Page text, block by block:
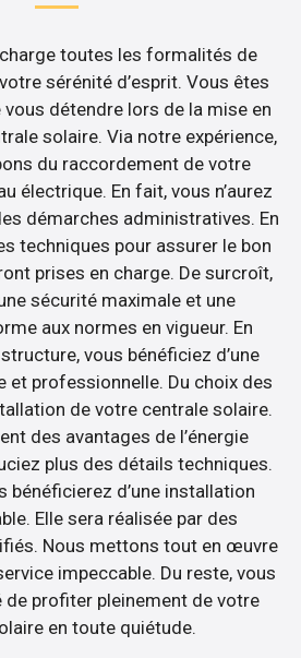
toutes les formalités de
sérénité d’esprit. Vous êtes
détendre lors de la mise en
solaire. Via notre expérience,
du raccordement de votre
électrique. En fait, vous n’aurez
démarches administratives. En
techniques pour assurer le bon
prises en charge. De surcroît,
sécurité maximale et une
aux normes en vigueur. En
vous bénéficiez d’une
et professionnelle. Du choix des
de votre centrale solaire.
des avantages de l’énergie
plus des détails techniques.
bénéficierez d’une installation
Elle sera réalisée par des
Nous mettons tout en œuvre
impeccable. Du reste, vous
de profiter pleinement de votre
en toute quiétude.